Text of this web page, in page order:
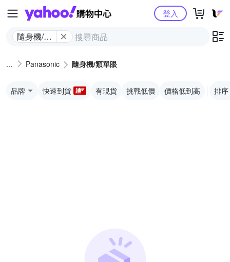
Yahoo購物中心
隨身機/類
登入
Panasonic 隨身機/類單眼
品牌 快速到貨 有現貨 挑戰低價 價格低到高 排序